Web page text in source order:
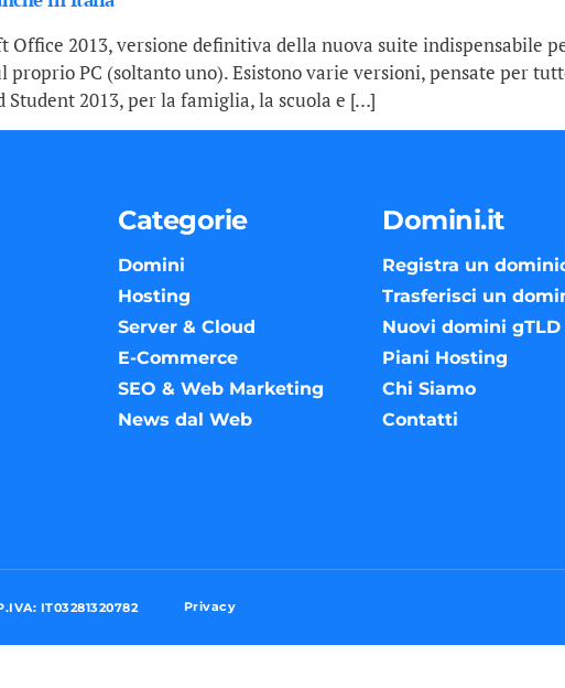
2013, versione definitiva della nuova suite indispensabile
proprio PC (soltanto uno). Esistono varie versioni, pensate per
2013, per la famiglia, la scuola e […]
Categorie
Domini
Hosting
Server & Cloud
E-Commerce
SEO & Web Marketing
News dal Web
Domini.it
Registra un
Trasferisci un
Nuovi domini gTLD
Piani Hosting
Chi Siamo
Contatti
IT03281320782 Privacy